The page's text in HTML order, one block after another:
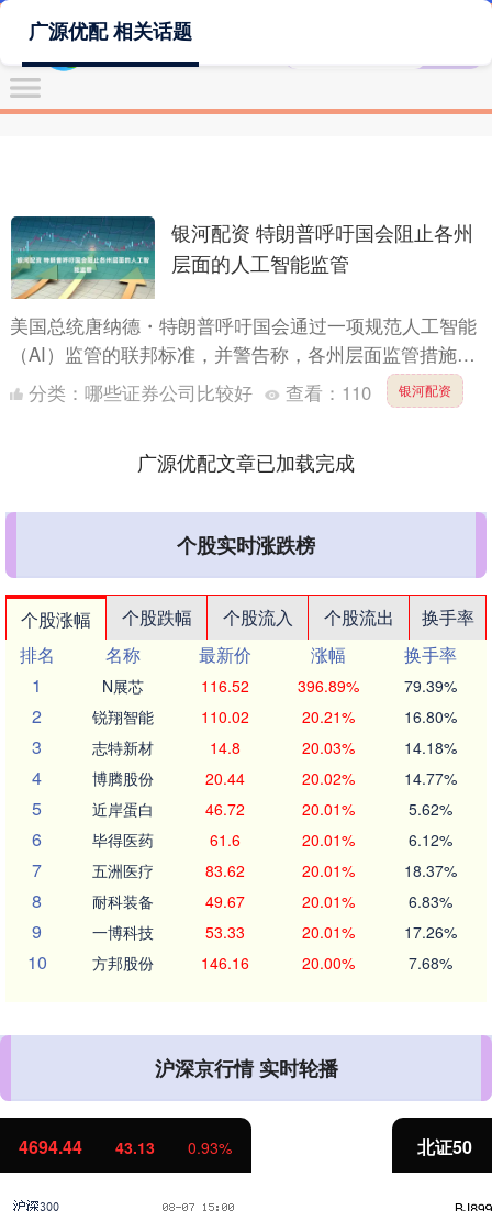
广源优配 相关话题
银河配资 特朗普呼吁国会阻止各州
层面的人工智能监管
美国总统唐纳德・特朗普呼吁国会通过一项规范人工智能
（AI）监管的联邦标准，并警告称，各州层面监管措施不
一，可能会拖累这一对美国经济至关重要的新兴技术的发
展进程。....
分类： 哪些证券公司比较好 查看： 110 银河配资
广源优配文章已加载完成
个股实时涨跌榜
个股涨幅 个股跌幅 个股流入 个股流出
换手率
排名
名称 最新价 涨幅
换手率
1
N展芯 116.52 396.89% 79.39%
2 锐翔智能 110.02 20.21% 16.80%
3 志特新材 14.8 20.03% 14.18%
4 博腾股份 20.44 20.02% 14.77%
5 近岸蛋白 46.72 20.01% 5.62%
6 毕得医药 61.6 20.01% 6.12%
7 五洲医疗 83.62 20.01% 18.37%
8 耐科装备 49.67 20.01% 6.83%
9 一博科技 53.33 20.01% 17.26%
10 方邦股份 146.16 20.00% 7.68%
沪深京行情 实时轮播
北证50 1134.24